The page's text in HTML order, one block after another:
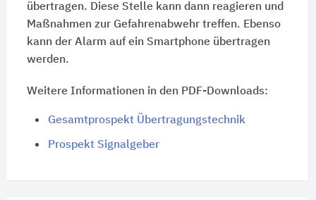
übertragen. Diese Stelle kann dann reagieren und
Maßnahmen zur Gefahrenabwehr treffen. Ebenso
kann der Alarm auf ein Smartphone übertragen
werden.
Weitere Informationen in den PDF-Downloads:
Gesamtprospekt Übertragungstechnik
Prospekt Signalgeber